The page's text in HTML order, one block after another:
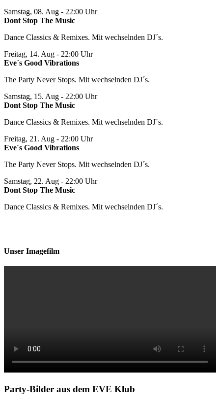
Samstag, 08. Aug - 22:00 Uhr
Dont Stop The Music
Dance Classics & Remixes. Mit wechselnden DJ´s.
Freitag, 14. Aug - 22:00 Uhr
Eve´s Good Vibrations
The Party Never Stops. Mit wechselnden DJ´s.
Samstag, 15. Aug - 22:00 Uhr
Dont Stop The Music
Dance Classics & Remixes. Mit wechselnden DJ´s.
Freitag, 21. Aug - 22:00 Uhr
Eve´s Good Vibrations
The Party Never Stops. Mit wechselnden DJ´s.
Samstag, 22. Aug - 22:00 Uhr
Dont Stop The Music
Dance Classics & Remixes. Mit wechselnden DJ´s.
Unser Imagefilm
Party-Bilder aus dem EVE Klub